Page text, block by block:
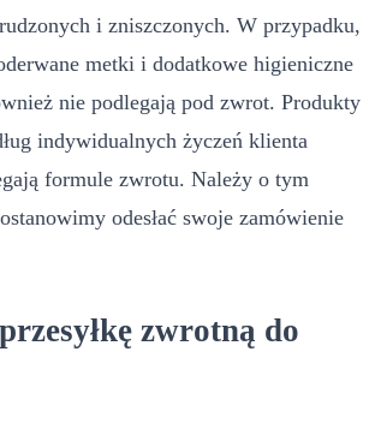
i zniszczonych. W przypadku,
metki i dodatkowe higieniczne
nie podlegają pod zwrot. Produkty
indywidualnych życzeń klienta
formule zwrotu. Należy o tym
odesłać swoje zamówienie
zwrotną do